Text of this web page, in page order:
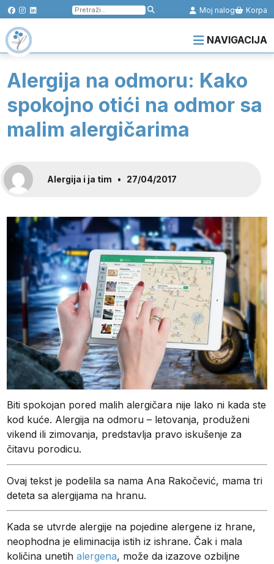
Pretraga
za:
Moj nalog Korpa
NAVIGACIJA
Alergija na odmoru: Kako
spokojno otići na odmor sa
malim alergičarima
Alergija i ja tim • 27/04/2017
Biti spokojan pored malih alergičara nije lako ni kada ste
kod kuće. Alergija na odmoru – letovanja, produženi
vikend ili zimovanja, predstavlja pravo iskušenje za
čitavu porodicu.
Ovaj tekst je podelila sa nama Ana Rakočević, mama tri
deteta sa alergijama na hranu.
Kada se utvrde alergije na pojedine alergene iz hrane,
neophodna je eliminacija istih iz ishrane. Čak i mala
količina unetihalergena, može da izazove ozbiljne